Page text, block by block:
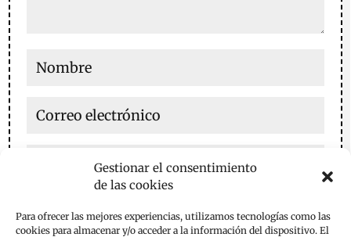
Gestionar el consentimiento
de las cookies
Para ofrecer las mejores experiencias, utilizamos tecnologías como las
cookies para almacenar y/o acceder a la información del dispositivo. El
navegador para la próxima vez que comente.